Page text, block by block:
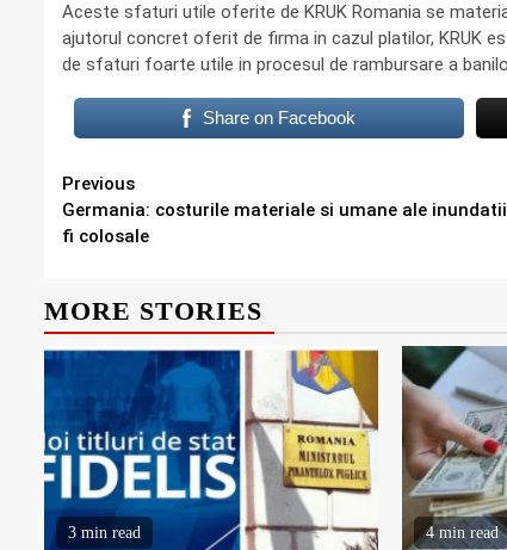
Aceste sfaturi utile oferite de KRUK Romania se
ajutorul concret oferit de firma in cazul platilor, KRUK
de sfaturi foarte utile in procesul de rambursare a
Share on Facebook
Continue
Reading
Previous
Germania: costurile materiale si umane ale
fi colosale
MORE STORIES
3 min read 4 min read